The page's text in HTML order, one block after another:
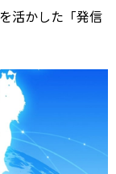
活かした「発信